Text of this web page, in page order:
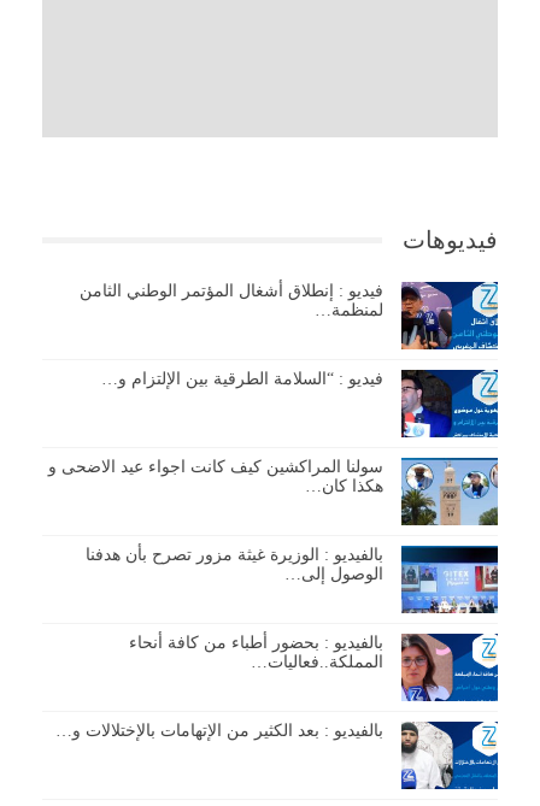
فيديوهات
فيديو : إنطلاق أشغال المؤتمر الوطني الثامن
لمنظمة…
فيديو : “السلامة الطرقية بين الإلتزام و…
سولنا المراكشين كيف كانت اجواء عيد الاضحى و
هكذا كان…
بالفيديو : الوزيرة غيثة مزور تصرح بأن هدفنا
الوصول إلى…
بالفيديو : بحضور أطباء من كافة أنحاء
المملكة..فعاليات…
بالفيديو : بعد الكثير من الإتهامات بالإختلالات و…